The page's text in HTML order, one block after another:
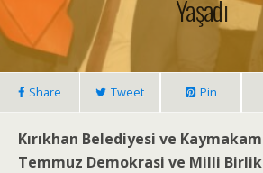
Yaşadı
Share Tweet Pin
Kırıkhan Belediyesi ve
Temmuz Demokrasi ve Milli Birlik